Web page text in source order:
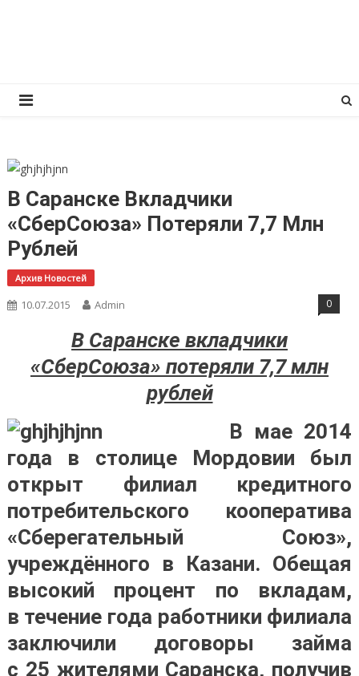
В Саранске Вкладчики
«СберСоюза» Потеряли 7,7 Млн
Рублей
Архив Новостей
10.07.2015 Admin 0
В Саранске вкладчики
«СберСоюза» потеряли 7,7 млн
рублей
В мае 2014
года в столице Мордовии был
открыт филиал кредитного
потребительского кооператива
«Сберегательный Союз»,
учреждённого в Казани. Обещая
высокий процент по вкладам,
в течение года работники филиала
заключили договоры займа
с 25 жителями Саранска, получив